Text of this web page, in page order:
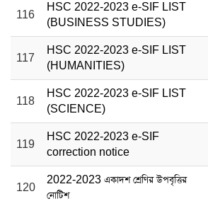
116
HSC 2022-2023 e-SIF LIST
(BUSINESS STUDIES)
117
HSC 2022-2023 e-SIF LIST
(HUMANITIES)
118
HSC 2022-2023 e-SIF LIST
(SCIENCE)
119
HSC 2022-2023 e-SIF
correction notice
120
2022-2023 একাদশ শ্রেণির উপবৃত্তির
নোটিশ